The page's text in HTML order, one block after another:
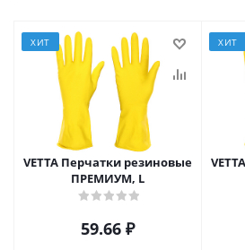
ХИТ
VETTA Перчатки резиновые
ПРЕМИУМ, L
59.66 ₽
ХИТ